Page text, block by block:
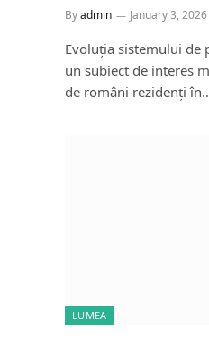
Byadmin January 3, 2026
Evoluția sistemului de
un subiect de interes
de români rezidenți
LUMEA